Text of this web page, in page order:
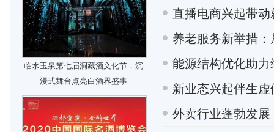
临水玉泉第七届洞藏酒文化节，沉
浸式舞台点亮白酒界盛事
直播电商兴起带
养老服务新举措
能源结构优化助
新业态兴起伴生
外卖行业蓬勃发